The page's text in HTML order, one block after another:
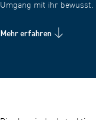
Umgang mit ihr bewusst.
Mehr erfahren